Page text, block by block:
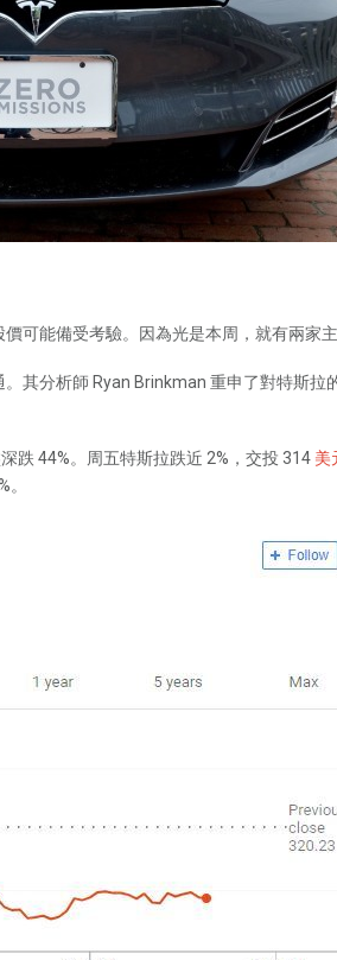
可能備受考驗。因為光是本周，就有兩家
其分析師 Ryan Brinkman 重申了對特斯
深跌 44%。周五特斯拉跌近 2%，交投 314 美